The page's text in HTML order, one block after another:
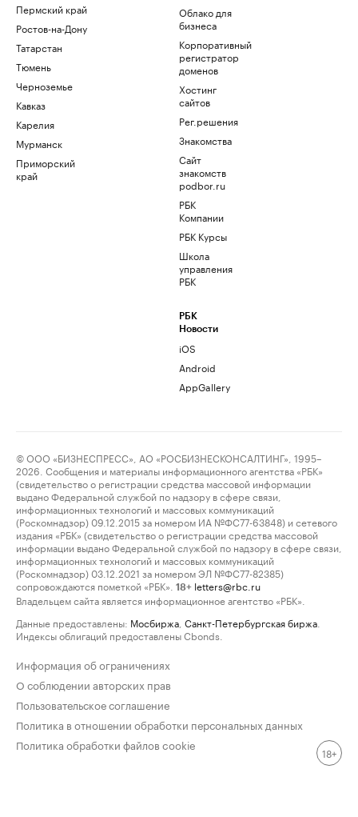
Пермский край
Ростов-на-Дону
Татарстан
Тюмень
Черноземье
Кавказ
Карелия
Мурманск
Приморский
край
Облако для
бизнеса
Корпоративный
регистратор
доменов
Хостинг
сайтов
Рег.решения
Знакомства
Сайт
знакомств
podbor.ru
РБК
Компании
РБК Курсы
Школа
управления
РБК
РБК
Новости
iOS
Android
AppGallery
© ООО «БИЗНЕСПРЕСС», АО «РОСБИЗНЕСКОНСАЛТИНГ», 1995–
2026. Сообщения и материалы информационного агентства «РБК»
(свидетельство о регистрации средства массовой информации
выдано Федеральной службой по надзору в сфере связи,
информационных технологий и массовых коммуникаций
(Роскомнадзор) 09.12.2015 за номером ИА №ФС77-63848) и сетевого
издания «РБК» (свидетельство о регистрации средства массовой
информации выдано Федеральной службой по надзору в сфере связи,
информационных технологий и массовых коммуникаций
(Роскомнадзор) 03.12.2021 за номером ЭЛ №ФС77-82385)
сопровождаются пометкой «РБК».
18+ letters@rbc.ru
Владельцем сайта является информационное агентство «РБК».
Данные предоставлены: Мосбиржа Санкт-Петербургская биржа
Индексы облигаций предоставлены Cbonds.
Информация об ограничениях
О соблюдении авторских прав
Пользовательское соглашение
Политика в отношении обработки персональных данных
Политика обработки файлов cookie
18+